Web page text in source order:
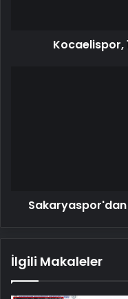
Kocaelispor,
Sakaryaspor'dan
İlgili Makaleler